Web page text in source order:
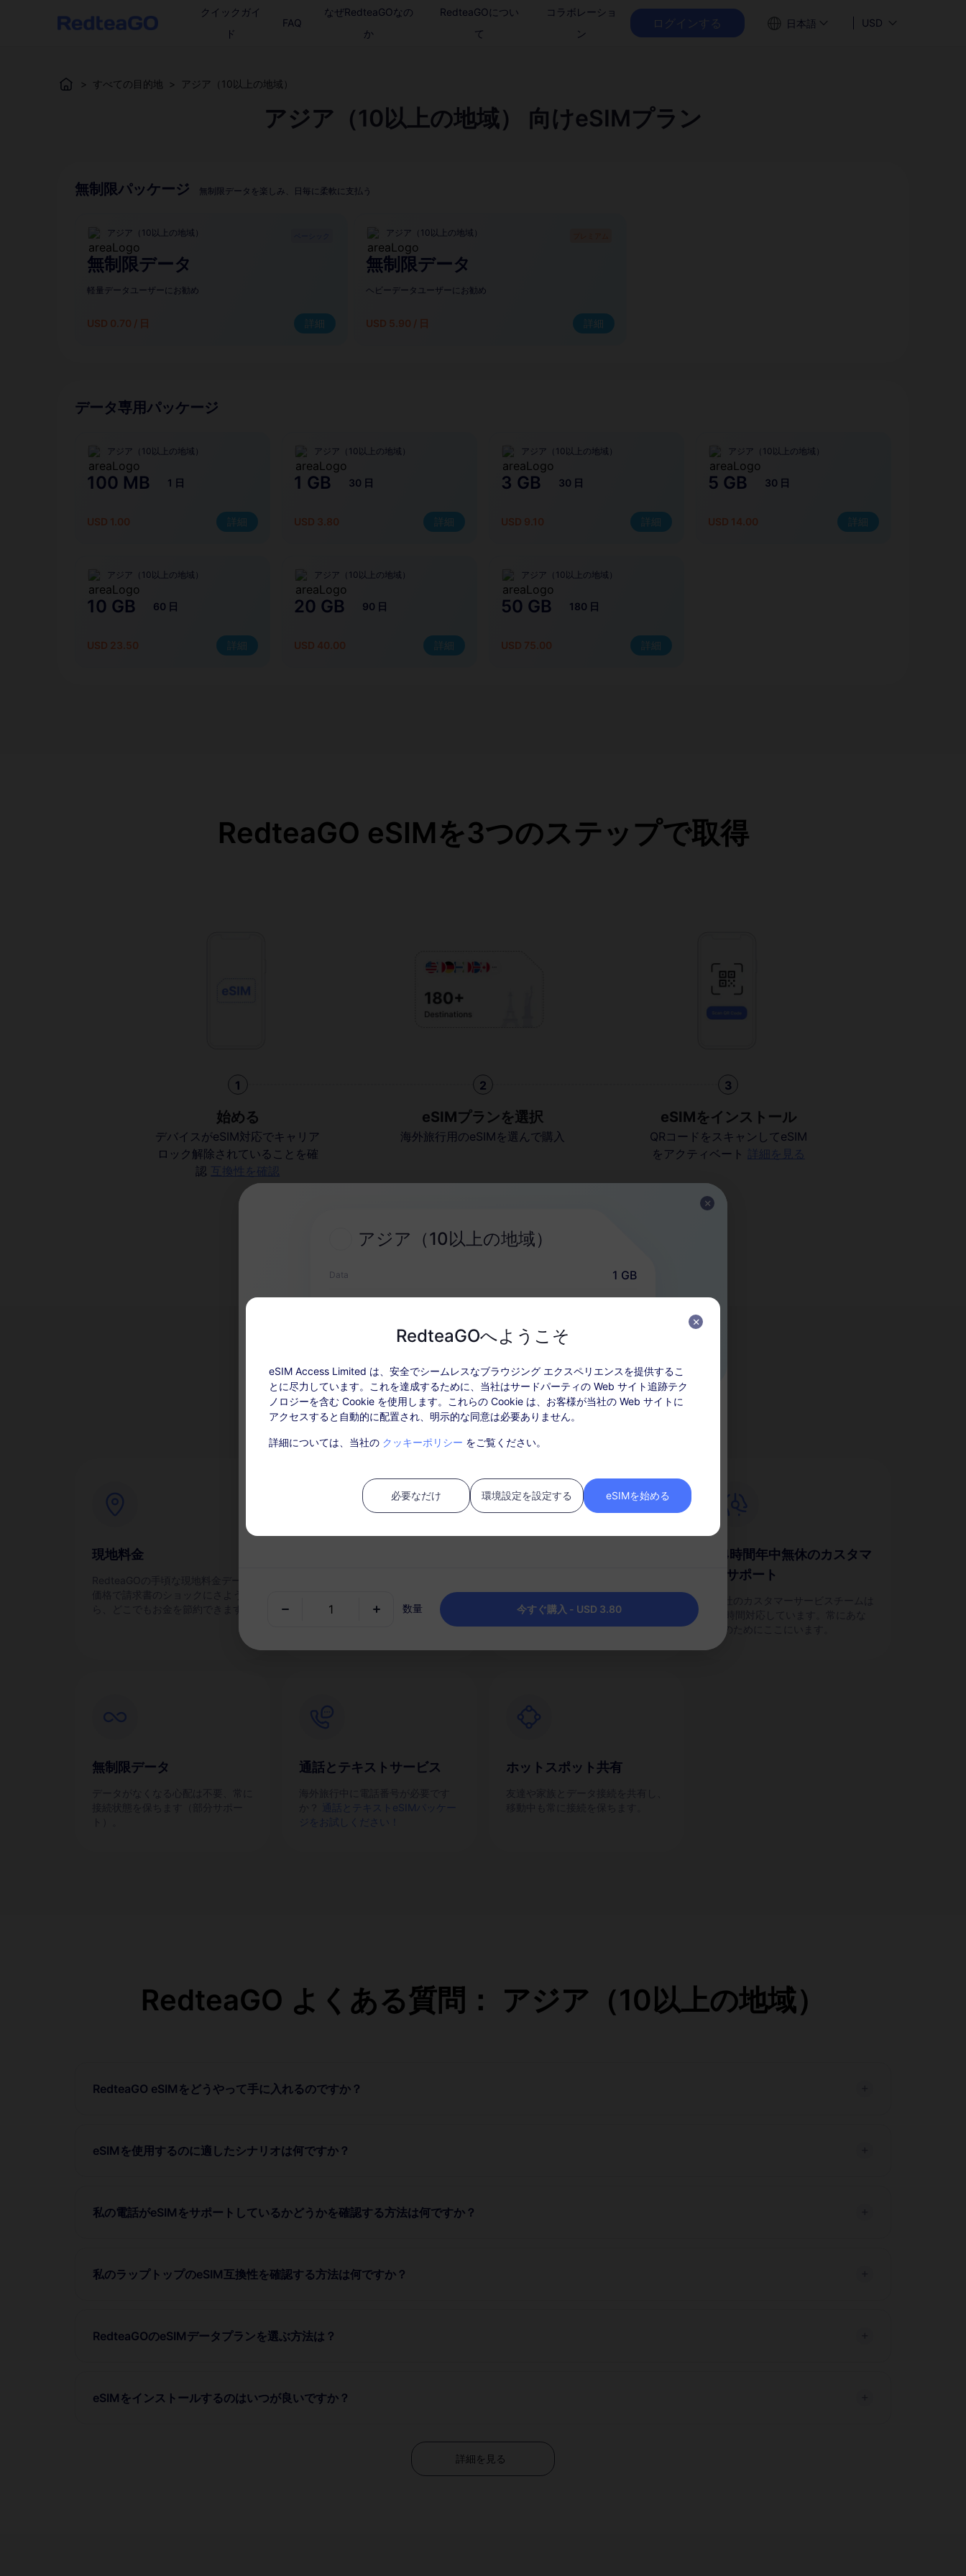
クイックガイ
ド
FAQ
なぜRedteaGOなの
か
RedteaGOについ
て
コラボレーショ
ン
ログインする 日本語 USD
> すべての目的地 > アジア（10以上の地域）
アジア（10以上の地域） 向けeSIMプラン
無制限パッケージ 無制限データを楽しみ、日毎に柔軟に支払う
アジア（10以上の地域）
無制限データ
軽量データユーザーにお勧め
USD 0.70 / 日 詳細
アジア（10以上の地域）
無制限データ
ヘビーデータユーザーにお勧め
USD 5.90 / 日 詳細
データ専用パッケージ
アジア（10以上の地域）
100 MB 1 日
USD 1.00 詳細
アジア（10以上の地域）
1 GB 30 日
USD 3.80 詳細
アジア（10以上の地域）
3 GB 30 日
USD 9.10 詳細
アジア（10以上の地域）
5 GB 30 日
USD 14.00 詳細
アジア（10以上の地域）
10 GB 60 日
USD 23.50 詳細
アジア（10以上の地域）
20 GB 90 日
USD 40.00 詳細
アジア（10以上の地域）
50 GB 180 日
USD 75.00 詳細
RedteaGO eSIMを3つのステップで取得
1
始める
デバイスがeSIM対応でキャリア
ロック解除されていることを確
認 互換性を確認
2
eSIMプランを選択
海外旅行用のeSIMを選んで購入
3
eSIMをインストール
QRコードをスキャンしてeSIM
をアクティベート
詳細を見る
クイックガイド
なぜRedteaGO eSIMなのか？
現地料金
チャージし、目的地ごとに1つのパ
ッケージを保持します。
24時間年中無休のカスタマ
ーサポート
たのためにここにいます。
無制限データ 通話とテキストサービス
通話とテキストeSIMパッケー
ジをお試しください！
ホットスポット共有
RedteaGO よくある質問： アジア（10以上の地域）
RedteaGO eSIMをどうやって手に入れるのですか？
eSIMを使用するのに適したシナリオは何ですか？
私の電話がeSIMをサポートしているかどうかを確認する方法は何ですか？
私のラップトップのeSIM互換性を確認する方法は何ですか？
RedteaGOのeSIMデータプランを選ぶ方法は？
eSIMをインストールするのはいつが良いですか？
詳細を見る
アジア（10以上の地域）
Data 1 GB
データ情報 カバレッジとネットワーク
이 서비스에는 SIM 카드가 필요하지 않습니다. 유효 기간이 만료되어 활성화되지 않은 패키지는
사용하거나 환불받을 수 없으므로 구매 후 30일 이내에 활성화하세요. 유효 기간 내에 패키지의
데이터가 모두 소진되면 서비스가 중단됩니다. 이동 통신사의 네트워크 커버리지가 좋지 않은 일
数量 今すぐ購入 - USD 3.80
RedteaGOへようこそ
eSIM Access Limited は、安全でシームレスなブラウジング エクスペリエンスを提供するこ
とに尽力しています。これを達成するために、当社はサードパーティの Web サイト追跡テク
ノロジーを含む Cookie を使用します。これらの Cookie は、お客様が当社の Web サイトに
アクセスすると自動的に配置され、明示的な同意は必要ありません。
詳細については、当社の クッキーポリシー をご覧ください。
必要なだけ 環境設定を設定する eSIMを始める